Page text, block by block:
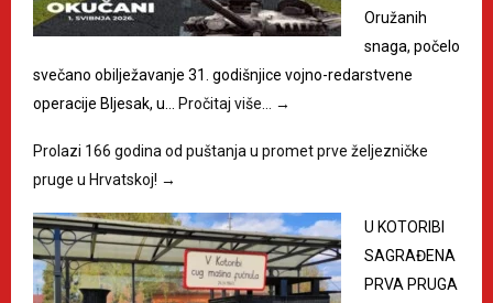
Oružanih
snaga, počelo
svečano obilježavanje 31. godišnjice vojno-redarstvene
operacije Bljesak, u…
Pročitaj više… →
Prolazi 166 godina od puštanja u promet prve željezničke
pruge u Hrvatskoj! →
U KOTORIBI
SAGRAĐENA
PRVA PRUGA